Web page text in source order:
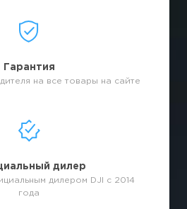
Гарантия
на все товары на сайте
дилер
дилером DJI с 2014
года